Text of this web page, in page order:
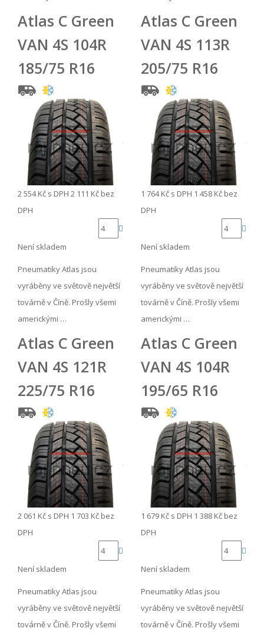
Atlas C Green
VAN 4S 104R
185/75 R16
2 554 Kč s DPH 2 111 Kč bez
DPH
Není skladem
Pneumatiky Atlas jsou
vyráběny ve světově největší
továrně v Číně. Prošly všemi
americkými …
Atlas C Green
VAN 4S 113R
205/75 R16
1 764 Kč s DPH 1 458 Kč bez
DPH
Není skladem
Pneumatiky Atlas jsou
vyráběny ve světově největší
továrně v Číně. Prošly všemi
americkými …
Atlas C Green
VAN 4S 121R
225/75 R16
2 061 Kč s DPH 1 703 Kč bez
DPH
Není skladem
Pneumatiky Atlas jsou
vyráběny ve světově největší
továrně v Číně. Prošly všemi
Atlas C Green
VAN 4S 104R
195/65 R16
1 679 Kč s DPH 1 388 Kč bez
DPH
Není skladem
Pneumatiky Atlas jsou
vyráběny ve světově největší
továrně v Číně. Prošly všemi